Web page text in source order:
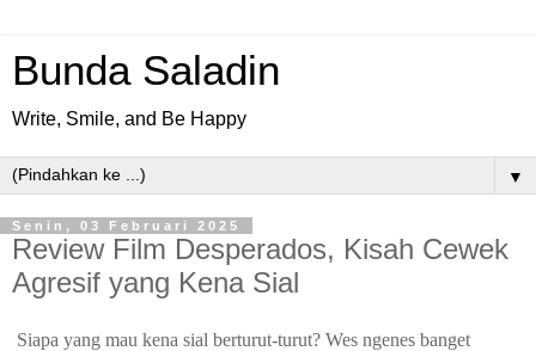
Bunda Saladin
Write, Smile, and Be Happy
▼
Senin, 03 Februari 2025
Review Film Desperados, Kisah Cewek
Agresif yang Kena Sial
Siapa yang mau kena sial berturut-turut? Wes ngenes banget